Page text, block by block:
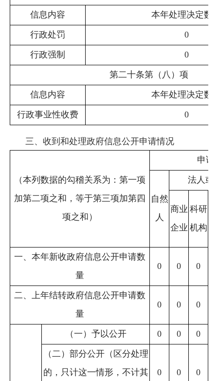
信息内容 本年处理决定数
行政处罚 0
行政强制 0
第二十条第（八）项
信息内容 本年处理决定数
行政事业性收费 0
三、收到和处理政府信息公开申请情况
（本列数据的勾稽关系为：第一项
加第二项之和，等于第三项加第四
项之和）
申请
自然
人
法人或
商业
企业
科研
机构
一、本年新收政府信息公开申请数
量
0 0 0
二、上年结转政府信息公开申请数
量
0 0 0
（一）予以公开 0 0 0
（二）部分公开（区分处理
的，只计这一情形，不计其
0 0 0